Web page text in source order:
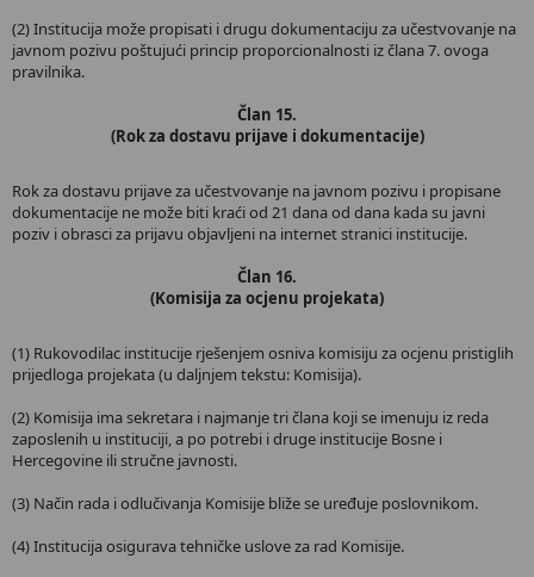
(2) Institucija može propisati i drugu dokumentaciju za učestvovanje na
javnom pozivu poštujući princip proporcionalnosti iz člana 7. ovoga
pravilnika.
Član 15.
(Rok za dostavu prijave i dokumentacije)
Rok za dostavu prijave za učestvovanje na javnom pozivu i propisane
dokumentacije ne može biti kraći od 21 dana od dana kada su javni
poziv i obrasci za prijavu objavljeni na internet stranici institucije.
Član 16.
(Komisija za ocjenu projekata)
(1) Rukovodilac institucije rješenjem osniva komisiju za ocjenu pristiglih
prijedloga projekata (u daljnjem tekstu: Komisija).
(2) Komisija ima sekretara i najmanje tri člana koji se imenuju iz reda
zaposlenih u instituciji, a po potrebi i druge institucije Bosne i
Hercegovine ili stručne javnosti.
(3) Način rada i odlučivanja Komisije bliže se uređuje poslovnikom.
(4) Institucija osigurava tehničke uslove za rad Komisije.